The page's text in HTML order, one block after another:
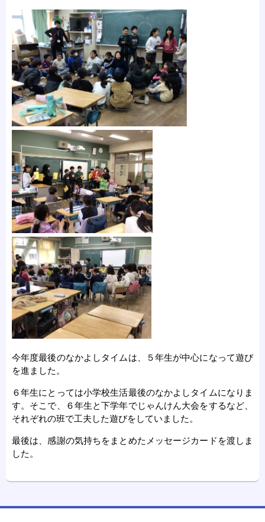
今年度最後のなかよしタイムは、５年生が中心になって遊び
を進ました。
６年生にとっては小学校生活最後のなかよしタイムになりま
す。そこで、６年生と下学年でじゃんけん大会をするなど、
それぞれの班で工夫した遊びをしていました。
最後は、感謝の気持ちをまとめたメッセージカードを渡しま
した。